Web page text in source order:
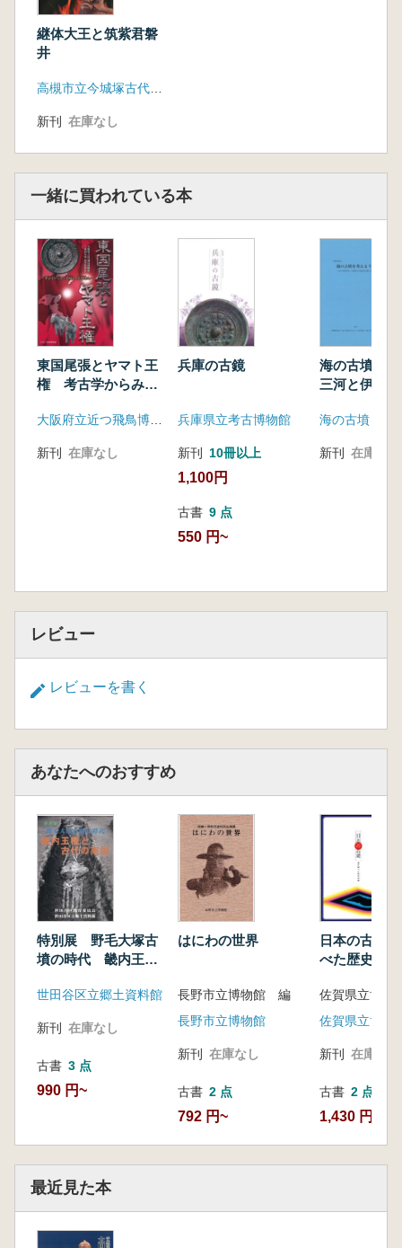
継体大王と筑紫君磐
井
高槻市立今城塚古代歴史館
新刊 在庫なし
一緒に買われている本
東国尾張とヤマト王
権 考古学からみた
新刊 在庫なし
兵庫の古鏡
兵庫県立考古博物館
新刊 10冊以上
1,100円
古書 9 点
550 円~
海の古墳を
三河と伊勢
する
海の古墳を考
新刊 在庫なし
レビュー
レビューを書く
あなたへのおすすめ
特別展 野毛大塚古
墳の時代 畿内王権
世田谷区立郷土資料館
新刊 在庫なし
古書 3 点
990 円~
はにわの世界
長野市立博物館 編
長野市立博物館
新刊 在庫なし
古書 2 点
792 円~
日本の古墳
べた歴史の謎
佐賀県立博
佐賀県立博物
新刊 在庫なし
古書 2 点
1,430 円~
最近見た本